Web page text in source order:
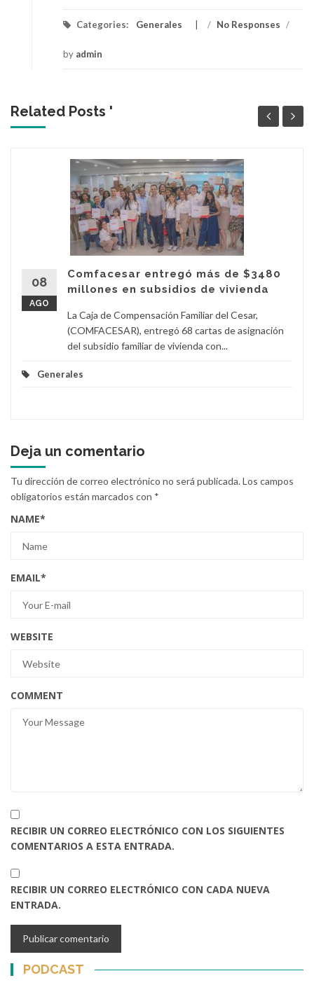
Categories: Generales / No Responses /
by admin
Related Posts '
08
AGO
Comfacesar entregó más de $3480
millones en subsidios de vivienda
La Caja de Compensación Familiar del Cesar,
(COMFACESAR), entregó 68 cartas de asignación
del subsidio familiar de vivienda con...
Generales
Deja un comentario
Tu dirección de correo electrónico no será publicada.Los campos
obligatorios están marcados con *
NAME*
EMAIL*
WEBSITE
COMMENT
RECIBIR UN CORREO ELECTRÓNICO CON LOS SIGUIENTES
COMENTARIOS A ESTA ENTRADA.
RECIBIR UN CORREO ELECTRÓNICO CON CADA NUEVA
ENTRADA.
PODCAST